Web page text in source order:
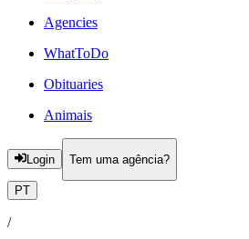
Agencies
WhatToDo
Obituaries
Animais
Login Tem uma agência?
PT
/